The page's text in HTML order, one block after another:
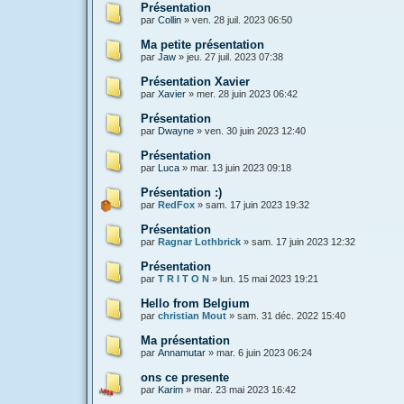
Présentation
par Collin » ven. 28 juil. 2023 06:50
Ma petite présentation
par Jaw » jeu. 27 juil. 2023 07:38
Présentation Xavier
par Xavier » mer. 28 juin 2023 06:42
Présentation
par Dwayne » ven. 30 juin 2023 12:40
Présentation
par Luca » mar. 13 juin 2023 09:18
Présentation :)
par RedFox » sam. 17 juin 2023 19:32
Présentation
par Ragnar Lothbrick » sam. 17 juin 2023 12:32
Présentation
par T R I T O N » lun. 15 mai 2023 19:21
Hello from Belgium
par christian Mout » sam. 31 déc. 2022 15:40
Ma présentation
par Annamutar » mar. 6 juin 2023 06:24
ons ce presente
par Karim » mar. 23 mai 2023 16:42